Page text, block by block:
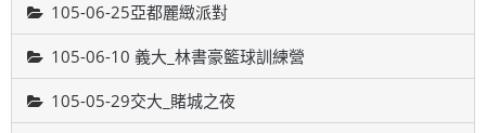
105-06-25亞都麗緻派對
105-06-10 義大_林書豪籃球訓練營
105-05-29交大_賭城之夜